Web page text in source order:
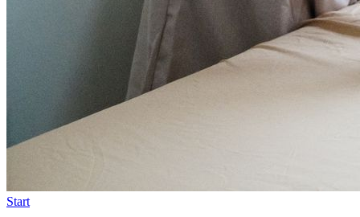
Start